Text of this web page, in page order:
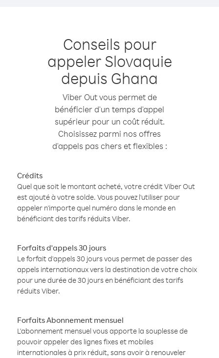
Conseils pour
appeler Slovaquie
depuis Ghana
Viber Out vous permet de
bénéficier d'un temps d'appel
supérieur pour un coût réduit.
Choisissez parmi nos offres
d'appels pas chers et flexibles :
Crédits
Quel que soit le montant acheté, votre crédit Viber Out
est ajouté à votre solde. Vous pouvez l'utiliser pour
appeler n'importe quel numéro dans le monde en
bénéficiant des tarifs réduits Viber.
Forfaits d'appels 30 jours
Le forfait d'appels 30 jours vous permet de passer des
appels internationaux vers la destination de votre choix
pour une durée de 30 jours en bénéficiant des tarifs
réduits Viber.
Forfaits Abonnement mensuel
L'abonnement mensuel vous apporte la souplesse de
pouvoir appeler des lignes fixes et mobiles
internationales à prix réduit, sans avoir à renouveler